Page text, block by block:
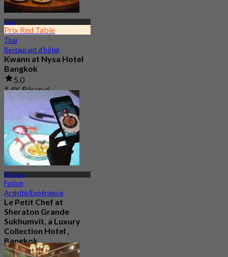
Asok
Prix Red Table
Thaï
Restaurant d'hôtel
Kwann at Nysa Hotel
Bangkok
5.0
1.4K Réservé
฿ 995
BTS Asok
Fusion
Activité/Expérience
Le Petit Chef at
Sheraton Grande
Sukhumvit, a Luxury
Collection Hotel ,
Bangkok
4.6